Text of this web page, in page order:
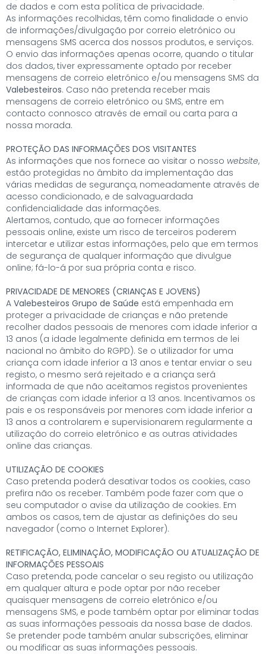
de dados e com esta política de privacidade.
As informações recolhidas, têm como finalidade o envio
de informações/divulgação por correio eletrónico ou
mensagens SMS acerca dos nossos produtos, e serviços.
O envio das informações apenas ocorre, quando o titular
dos dados, tiver expressamente optado por receber
mensagens de correio eletrónico e/ou mensagens SMS da
Valebesteiros. Caso não pretenda receber mais
mensagens de correio eletrónico ou SMS, entre em
contacto connosco através de email ou carta para a
nossa morada.
PROTEÇÃO DAS INFORMAÇÕES DOS VISITANTES
As informações que nos fornece ao visitar o nosso website,
estão protegidas no âmbito da implementação das
várias medidas de segurança, nomeadamente através de
acesso condicionado, e de salvaguardada
confidencialidade das informações.
Alertamos, contudo, que ao fornecer informações
pessoais online, existe um risco de terceiros poderem
intercetar e utilizar estas informações, pelo que em termos
de segurança de qualquer informação que divulgue
online; fá-lo-á por sua própria conta e risco.
PRIVACIDADE DE MENORES (CRIANÇAS E JOVENS)
A Valebesteiros Grupo de Saúde está empenhada em
proteger a privacidade de crianças e não pretende
recolher dados pessoais de menores com idade inferior a
13 anos (a idade legalmente definida em termos de lei
nacional no âmbito do RGPD). Se o utilizador for uma
criança com idade inferior a 13 anos e tentar enviar o seu
registo, o mesmo será rejeitado e a criança será
informada de que não aceitamos registos provenientes
de crianças com idade inferior a 13 anos. Incentivamos os
pais e os responsáveis por menores com idade inferior a
13 anos a controlarem e supervisionarem regularmente a
utilização do correio eletrónico e as outras atividades
online das crianças.
UTILIZAÇÃO DE COOKIES
Caso pretenda poderá desativar todos os cookies, caso
prefira não os receber. Também pode fazer com que o
seu computador o avise da utilização de cookies. Em
ambos os casos, tem de ajustar as definições do seu
navegador (como o Internet Explorer).
RETIFICAÇÃO, ELIMINAÇÃO, MODIFICAÇÃO OU ATUALIZAÇÃO DE
INFORMAÇÕES PESSOAIS
Caso pretenda, pode cancelar o seu registo ou utilização
em qualquer altura e pode optar por não receber
quaisquer mensagens de correio eletrónico e/ou
mensagens SMS, e pode também optar por eliminar todas
as suas informações pessoais da nossa base de dados.
Se pretender pode também anular subscrições, eliminar
ou modificar as suas informações pessoais.